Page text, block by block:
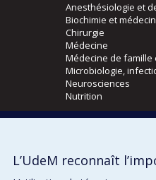
Anesthésiologie et
Biochimie et
Chirurgie
Médecine
Médecine de famille
Microbiologie,
Neurosciences
Nutrition
Orthophonie et
L’UdeM reconnaît